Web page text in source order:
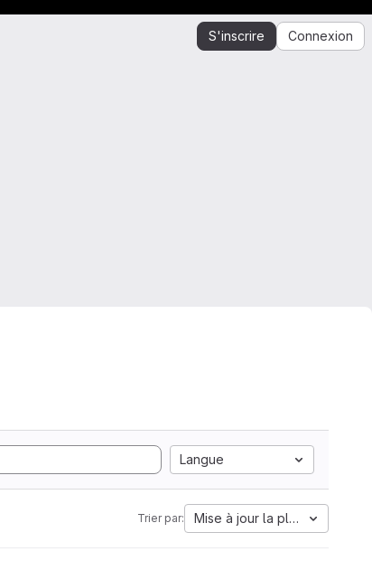
S'inscrire Connexion
Langue
Trier par: Mise à jour la plus ancienne